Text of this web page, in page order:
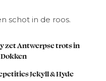
schot in de roos.
zet Antwerpse trots in
Jekyll & Hyde